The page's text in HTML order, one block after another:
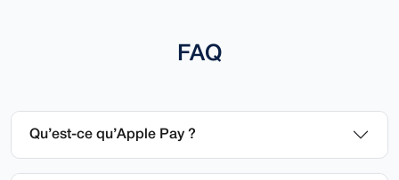
FAQ
Qu’est-ce qu’Apple Pay ?